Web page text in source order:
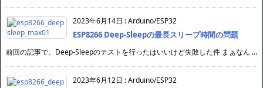
2023年6月14日 :Arduino/ESP32
ESP8266 Deep-Sleepの最長スリープ時間の問題
前回の記事で、Deep-Sleepのテストを行ったはいいけど失敗した件 まぁなん ...
2023年6月12日 :Arduino/ESP32